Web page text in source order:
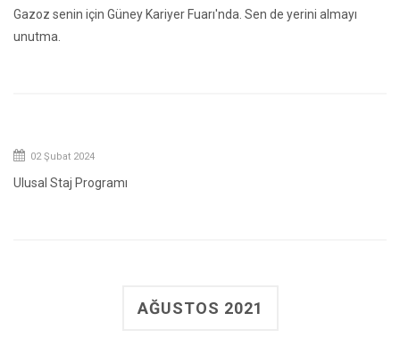
Gazoz senin için Güney Kariyer Fuarı'nda. Sen de yerini almayı
unutma.
02 Şubat 2024
Ulusal Staj Programı
AĞUSTOS 2021